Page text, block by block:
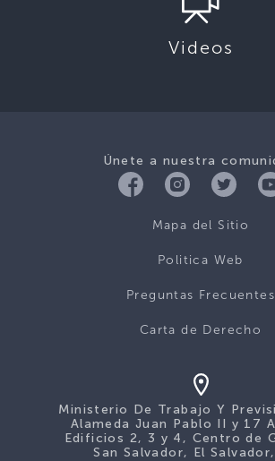
Videos
Únete a nuestra
Mapa del Sitio
Politica Web
Preguntas Frecuentes
Carta de Derecho
Ministerio De Trabajo Y
Alameda Juan Pablo II y 17
Edificios 2, 3 y 4, Centro de
San Salvador, El